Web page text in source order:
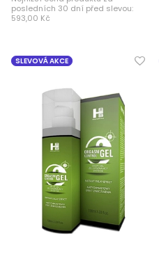
posledních 30 dní před slevou:
593,00 Kč
SLEVOVÁ AKCE